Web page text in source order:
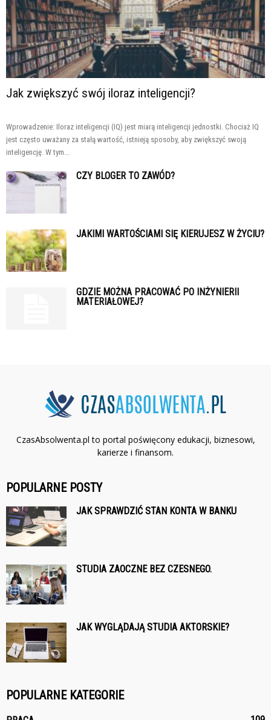
Jak zwiększyć swój iloraz inteligencji?
Wprowadzenie: Iloraz inteligencji (IQ) jest miarą inteligencji jednostki. Chociaż IQ
jest często uważany za stałą wartość, istnieją sposoby, aby zwiększyć swoją
inteligencję. W tym...
CZY BLOGER TO ZAWÓD?
JAKIMI WARTOŚCIAMI SIĘ KIERUJESZ W ŻYCIU?
GDZIE MOŻNA PRACOWAĆ PO INŻYNIERII
MATERIAŁOWEJ?
CzasAbsolwenta.pl to portal poświęcony edukacji, biznesowi,
karierze i finansom.
POPULARNE POSTY
JAK SPRAWDZIĆ STAN KONTA W BANKU
STUDIA ZAOCZNE BEZ CZESNEGO.
JAK WYGLĄDAJĄ STUDIA AKTORSKIE?
POPULARNE KATEGORIE